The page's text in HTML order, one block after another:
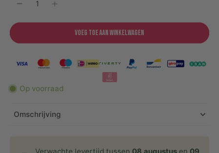
Voeg toe aan winkelwagen
Op voorraad
Omschrijving